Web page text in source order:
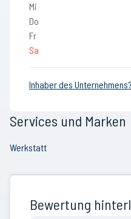
Mi
Do
Fr
Sa
Inhaber des Unternehmens?
Services und Marken
Werkstatt
Bewertung